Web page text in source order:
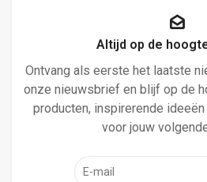
Altijd op de
Ontvang als eerste het laatste
onze nieuwsbrief en blijf op de
producten, inspirerende
voor jouw